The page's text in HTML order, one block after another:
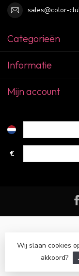
sales@color-
Categorieën
Informatie
Mijn account
€
©
Wij slaan cookies
akkoord?